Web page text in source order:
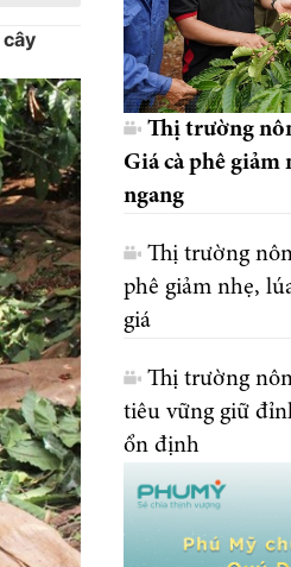
Thị trường
Giá cà phê
ngang
Thị trường
phê giảm nhẹ,
giá
Thị trường
tiêu vững giữ
ổn định